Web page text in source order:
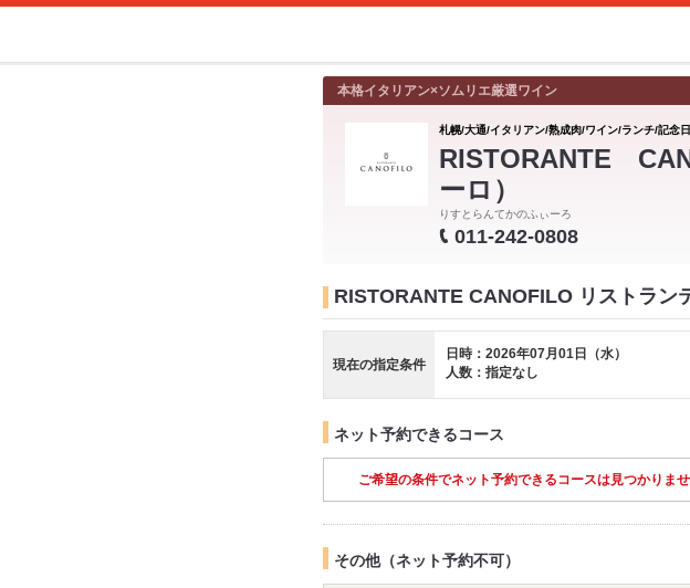
本格イタリアン×ソムリエ厳選ワイン
札幌/大通/イタリアン/熟成肉/ワイン/ランチ/記念
RISTORANTE
ーロ）
りすとらんてかのふぃーろ
011-242-0808
RISTORANTE CANOFILO リストラ
現在の指定条件
日時：2026年07月01日（水）
人数：指定なし
ネット予約できるコース
ご希望の条件でネット予約できるコースは見つかりま
その他（ネット予約不可）